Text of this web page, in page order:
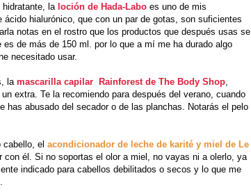
hidratante, la loción de Hada-Labo es uno de mis
hialurónico, que con un par de gotas, son suficientes
notas en el rostro que los productos que después usas se
de más de 150 ml. por lo que a mí me ha durado algo
necesitado usar.
la mascarilla capilar Rainforest de The Body Shop
extra. Te la recomiendo para después del verano, cuando
has abusado del secador o de las planchas. Notarás el pelo
cabello, el acondicionador de leche de karité y miel de Le
con él. Si no soportas el olor a miel, no vayas ni a olerlo, ya
indicado para cabellos debilitados o secos y lo que me